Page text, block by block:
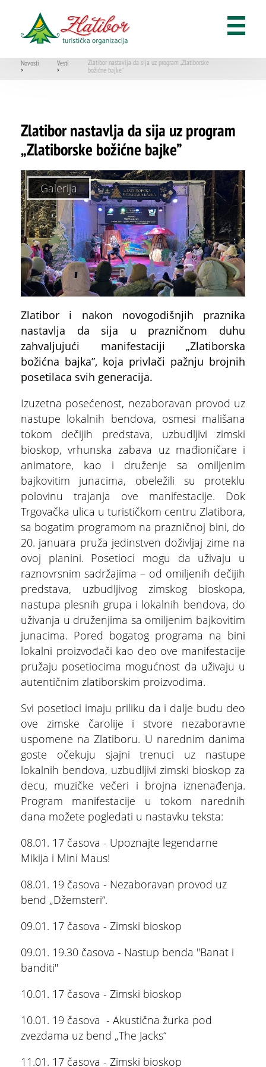
Novosti
>
Vesti
>
Zlatibor nastavlja da sija uz program „Zlatiborske
božićne bajke”
Zlatibor nastavlja da sija uz program
„Zlatiborske božićne bajke”
Zlatibor i nakon novogodišnjih praznika
nastavlja da sija u prazničnom duhu
zahvaljujući manifestaciji „Zlatiborska
božićna bajka”, koja privlači pažnju brojnih
posetilaca svih generacija.
Izuzetna posećenost, nezaboravan provod uz
nastupe lokalnih bendova, osmesi mališana
tokom dečijih predstava, uzbudljivi zimski
bioskop, vrhunska zabava uz mađioničare i
animatore, kao i druženje sa omiljenim
bajkovitim junacima, obeležili su proteklu
polovinu trajanja ove manifestacije. Dok
Trgovačka ulica u turističkom centru Zlatibora,
sa bogatim programom na prazničnoj bini, do
20. januara pruža jedinstven doživljaj zime na
ovoj planini. Posetioci mogu da uživaju u
raznovrsnim sadržajima – od omiljenih dečijih
predstava, uzbudljivog zimskog bioskopa,
nastupa plesnih grupa i lokalnih bendova, do
uživanja u druženjima sa omiljenim bajkovitim
junacima. Pored bogatog programa na bini
lokalni proizvođači kao deo ove manifestacije
pružaju posetiocima mogućnost da uživaju u
autentičnim zlatiborskim proizvodima.
Svi posetioci imaju priliku da i dalje budu deo
ove zimske čarolije i stvore nezaboravne
uspomene na Zlatiboru. U narednim danima
goste očekuju sjajni trenuci uz nastupe
lokalnih bendova, uzbudljivi zimski bioskop za
decu, muzičke večeri i brojna iznenađenja.
Program manifestacije u tokom narednih
dana možete pogledati u nastavku teksta:
08.01. 17 časova - Upoznajte legendarne
Mikija i Mini Maus!
08.01. 19 časova - Nezaboravan provod uz
bend „Džemsteri“.
09.01. 17 časova - Zimski bioskop
09.01. 19.30 časova - Nastup benda "Banat i
banditi"
10.01. 17 časova - Zimski bioskop
10.01. 19 časova - Akustična žurka pod
zvezdama uz bend „The Jacks“
11.01. 17 časova - Zimski bioskop
Galerija
ŠTA
VIDETI
Dino park